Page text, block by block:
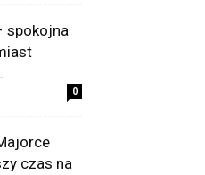
spokojna
-
0
czas na